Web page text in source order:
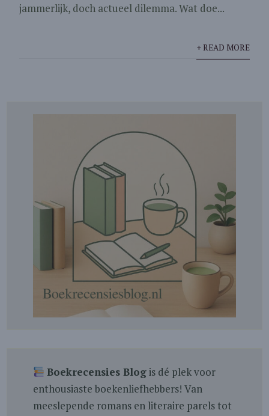
jammerlijk, doch actueel dilemma. Wat doe...
+ READ MORE
Boekrecensies Blogis dé plek voor
enthousiaste boekenliefhebbers! Van
meeslepende romans en literaire parels tot